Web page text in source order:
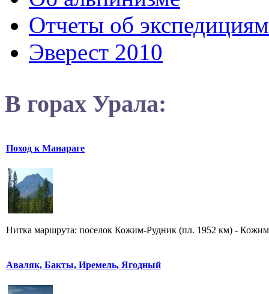
Отчеты об экспедициям
Эверест 2010
В горах Урала:
Поход к Манараге
Нитка маршрута: поселок Кожим-Рудник (пл. 1952 км) -
Аваляк, Бакты, Иремель, Ягодный